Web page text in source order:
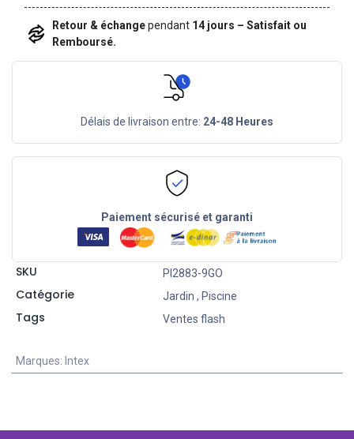
Retour & échangependant 14 jours – Satisfait ou
Remboursé.
Délais de livraison entre: 24-48 Heures
Paiement sécurisé et garanti
SKU PI2883-9GO
Catégorie Jardin , Piscine
Tags Ventes flash
Marques: Intex